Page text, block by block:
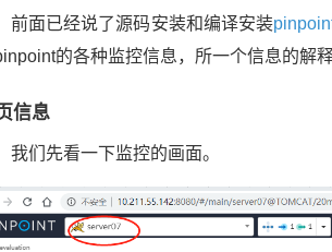
前面已经说了源码安装和编译安装
的各种监控信息，所一个信息的解释
信息
我们先看一下监控的画面。